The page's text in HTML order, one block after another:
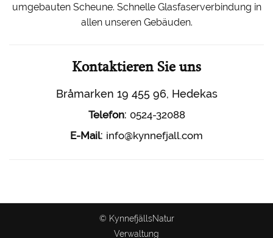
umgebauten Scheune. Schnelle Glasfaserverbindung in
allen unseren Gebäuden.
Kontaktieren Sie uns
Bråmarken 19 455 96, Hedekas
Telefon: 0524-32088
E-Mail: info@kynnefjall.com
© KynnefjällsNatur
Verwaltung